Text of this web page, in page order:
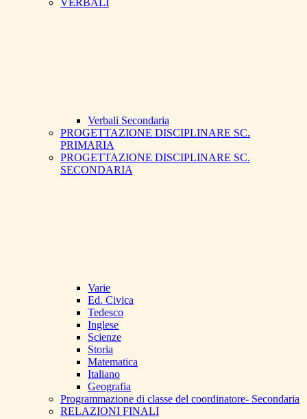
VERBALI
Verbali Secondaria
PROGETTAZIONE DISCIPLINARE SC.
PRIMARIA
PROGETTAZIONE DISCIPLINARE SC.
SECONDARIA
Varie
Ed. Civica
Tedesco
Inglese
Scienze
Storia
Matematica
Italiano
Geografia
Programmazione di classe del coordinatore- Secondaria
RELAZIONI FINALI